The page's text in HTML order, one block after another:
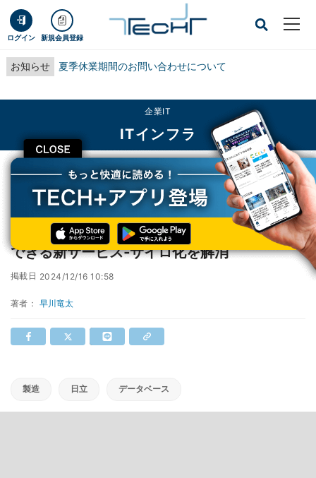
ログイン 新規会員登録
お知らせ 夏季休業期間のお問い合わせについて
CLOSE
企業IT
ITインフラ
TECH+ 企業IT
ITインフラ
日立システムズ、企業間で物流データを共有できる新サービス‐サイロ化を解消
日立システムズ、企業間で物流データを共有
できる新サービス‐サイロ化を解消
掲載日 2024/12/16 10:58
著者： 早川竜太
製造 日立 データベース